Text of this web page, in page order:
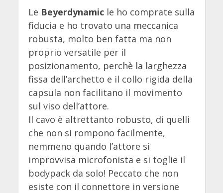
Le Beyerdynamic le ho comprate sulla
fiducia e ho trovato una meccanica
robusta, molto ben fatta ma non
proprio versatile per il
posizionamento, perchè la larghezza
fissa dell’archetto e il collo rigida della
capsula non facilitano il movimento
sul viso dell’attore.
Il cavo è altrettanto robusto, di quelli
che non si rompono facilmente,
nemmeno quando l’attore si
improvvisa microfonista e si toglie il
bodypack da solo! Peccato che non
esiste con il connettore in versione